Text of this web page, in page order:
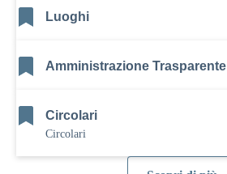
Luoghi
Amministrazione Trasparente
Circolari
Circolari